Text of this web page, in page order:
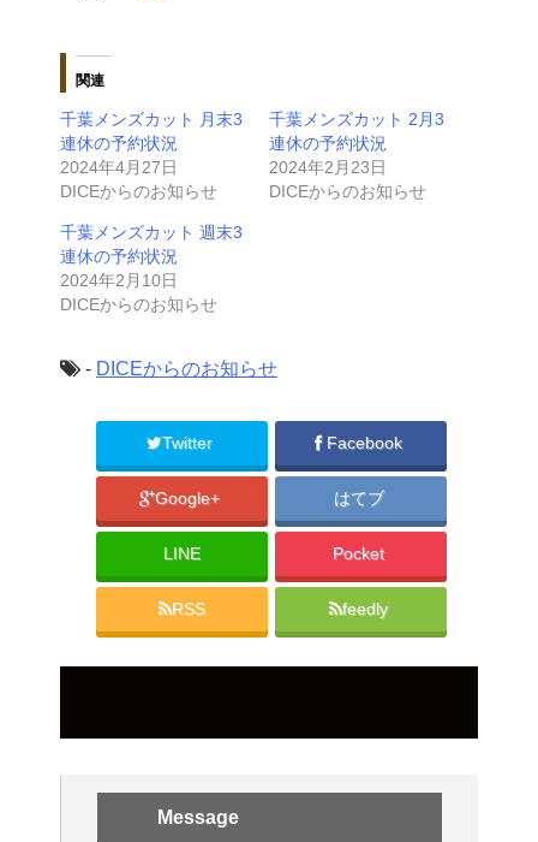
関連
千葉メンズカット 月末3
連休の予約状況
2024年4月27日
DICEからのお知らせ
千葉メンズカット 2月3
連休の予約状況
2024年2月23日
DICEからのお知らせ
千葉メンズカット 週末3
連休の予約状況
2024年2月10日
DICEからのお知らせ
- DICEからのお知らせ
Twitter Facebook
Google+ はてブ
LINE Pocket
RSS feedly
Message